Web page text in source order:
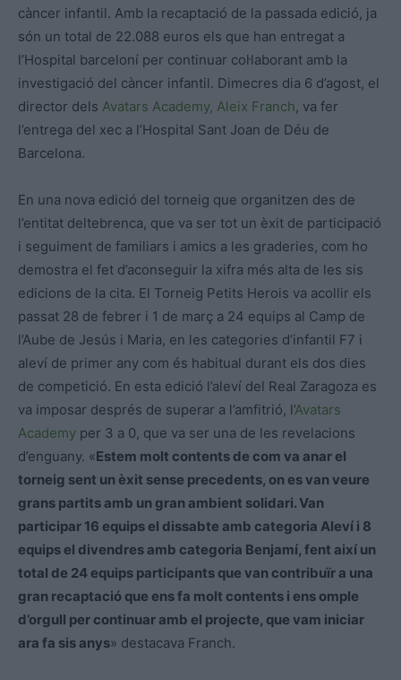
càncer infantil. Amb la recaptació de la passada edició, ja
són un total de 22.088 euros els que han entregat a
l’Hospital barceloní per continuar col·laborant amb la
investigació del càncer infantil. Dimecres dia 6 d’agost, el
director dels Avatars Academy, Aleix Franch, va fer
l’entrega del xec a l’Hospital Sant Joan de Déu de
Barcelona.
En una nova edició del torneig que organitzen des de
l’entitat deltebrenca, que va ser tot un èxit de participació
i seguiment de familiars i amics a les graderies, com ho
demostra el fet d’aconseguir la xifra més alta de les sis
edicions de la cita. El Torneig Petits Herois va acollir els
passat 28 de febrer i 1 de març a 24 equips al Camp de
l’Aube de Jesús i Maria, en les categories d’infantil F7 i
aleví de primer any com és habitual durant els dos dies
de competició. En esta edició l’aleví del Real Zaragoza es
va imposar després de superar a l’amfitrió, l’Avatars
Academy per 3 a 0, que va ser una de les revelacions
d’enguany. «Estem molt contents de com va anar el
torneig sent un èxit sense precedents, on es van veure
grans partits amb un gran ambient solidari. Van
participar 16 equips el dissabte amb categoria Aleví i 8
equips el divendres amb categoria Benjamí, fent així un
total de 24 equips participants que van contribuïr a una
gran recaptació que ens fa molt contents i ens omple
d’orgull per continuar amb el projecte, que vam iniciar
ara fa sis anys» destacava Franch.